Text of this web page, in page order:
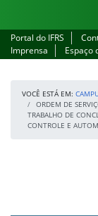
Portal do IFRS
Imprensa
Espaço
VOCÊ ESTÁ EM:
ORDEM DE
TRABALHO DE
CONTROLE E